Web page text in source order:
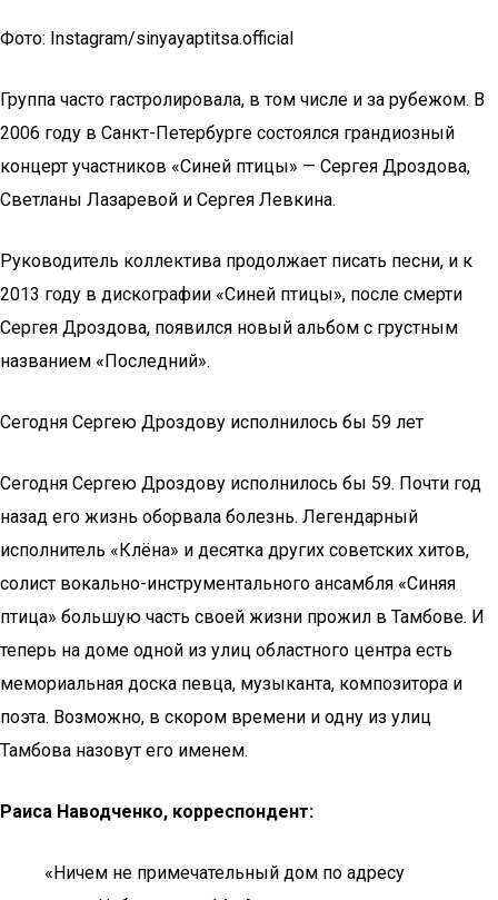
Фото: Instagram/sinyayaptitsa.official
Группа часто гастролировала, в том числе и за рубежом. В
2006 году в Санкт-Петербурге состоялся грандиозный
концерт участников «Синей птицы» — Сергея Дроздова,
Светланы Лазаревой и Сергея Левкина.
Руководитель коллектива продолжает писать песни, и к
2013 году в дискографии «Синей птицы», после смерти
Сергея Дроздова, появился новый альбом с грустным
названием «Последний».
Сегодня Сергею Дроздову исполнилось бы 59 лет
Сегодня Сергею Дроздову исполнилось бы 59. Почти год
назад его жизнь оборвала болезнь. Легендарный
исполнитель «Клёна» и десятка других советских хитов,
солист вокально-инструментального ансамбля «Синяя
птица» большую часть своей жизни прожил в Тамбове. И
теперь на доме одной из улиц областного центра есть
мемориальная доска певца, музыканта, композитора и
поэта. Возможно, в скором времени и одну из улиц
Тамбова назовут его именем.
Раиса Наводченко, корреспондент:
«Ничем не примечательный дом по адресу